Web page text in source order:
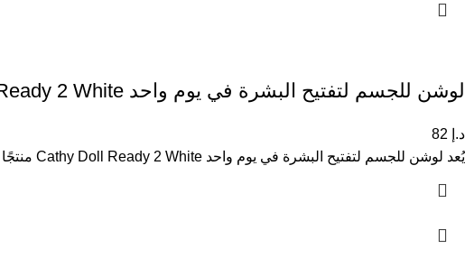
لوشن للجسم لتفتيح البشرة في يوم واحد Cathy Doll Ready 2 White
د.إ
يُعد لوشن للجسم لتفتيح البشرة في يوم واحد Cathy Doll Ready 2 White منتجًا مخصصًا لمنح البشرة مظهرًا أكثر إشراقًا